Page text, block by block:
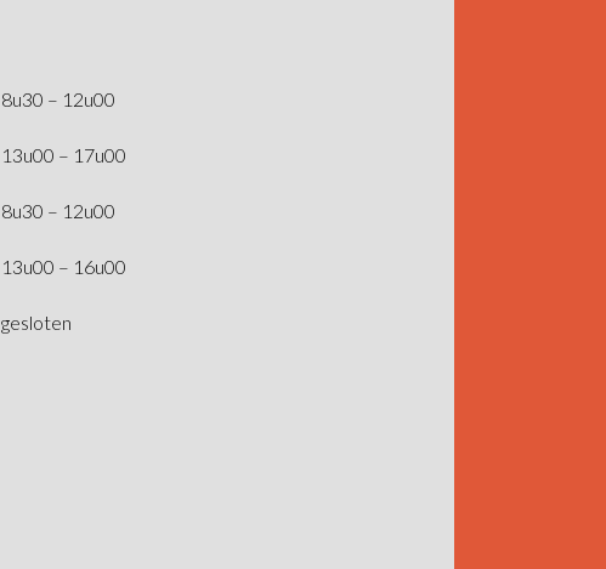
8u30 – 12u00
13u00 – 17u00
8u30 – 12u00
13u00 – 16u00
gesloten